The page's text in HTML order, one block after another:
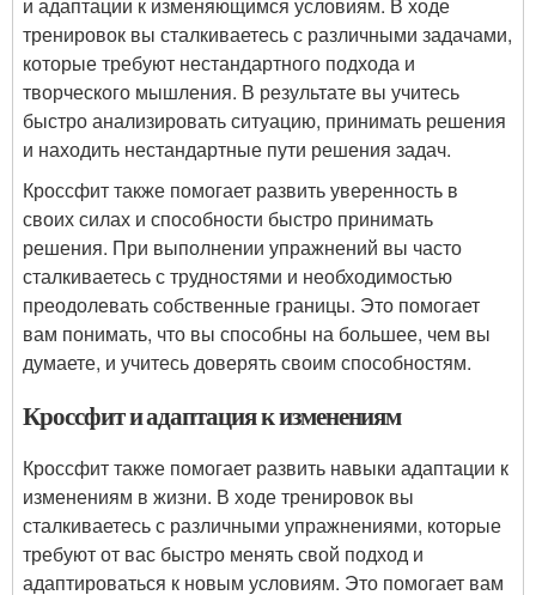
и адаптации к изменяющимся условиям. В ходе
тренировок вы сталкиваетесь с различными задачами,
которые требуют нестандартного подхода и
творческого мышления. В результате вы учитесь
быстро анализировать ситуацию, принимать решения
и находить нестандартные пути решения задач.
Кроссфит также помогает развить уверенность в
своих силах и способности быстро принимать
решения. При выполнении упражнений вы часто
сталкиваетесь с трудностями и необходимостью
преодолевать собственные границы. Это помогает
вам понимать, что вы способны на большее, чем вы
думаете, и учитесь доверять своим способностям.
Кроссфит и адаптация к изменениям
Кроссфит также помогает развить навыки адаптации к
изменениям в жизни. В ходе тренировок вы
сталкиваетесь с различными упражнениями, которые
требуют от вас быстро менять свой подход и
адаптироваться к новым условиям. Это помогает вам